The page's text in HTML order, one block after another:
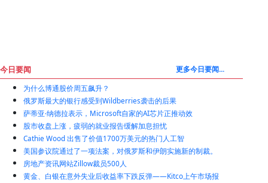
今日要闻 更多今日要闻...
为什么博通股价周五飙升？
俄罗斯最大的银行感受到Wildberries袭击的后果
萨蒂亚·纳德拉表示，Microsoft自家的AI芯片正推动效
股市收盘上涨，疲弱的就业报告缓解加息担忧
Cathie Wood 出售了价值1700万美元的热门人工智
美国参议院通过了一项法案，对俄罗斯和伊朗实施新的制裁。
房地产资讯网站Zillow裁员500人
黄金、白银在意外失业后收益率下跌反弹——Kitco上午市场报